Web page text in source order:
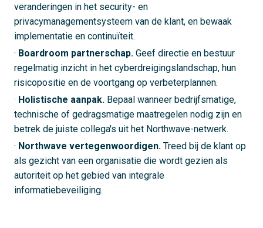
veranderingen in het security- en
privacymanagementsysteem van de klant, en bewaak
implementatie en continuïteit.
· Boardroom partnerschap. Geef directie en bestuur
regelmatig inzicht in het cyberdreigingslandschap, hun
risicopositie en de voortgang op verbeterplannen.
· Holistische aanpak. Bepaal wanneer bedrijfsmatige,
technische of gedragsmatige maatregelen nodig zijn en
betrek de juiste collega's uit het Northwave-netwerk.
· Northwave vertegenwoordigen. Treed bij de klant op
als gezicht van een organisatie die wordt gezien als
autoriteit op het gebied van integrale
informatiebeveiliging.